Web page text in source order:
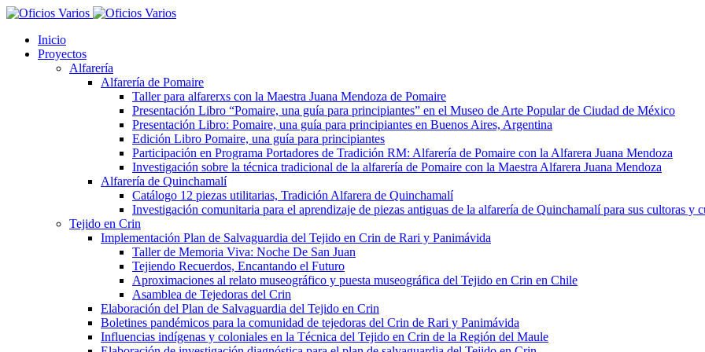
Inicio
Proyectos
Alfarería
Alfarería de Pomaire
Taller para alfarerxs con la Maestra Juana Mendoza de Pomaire
Presentación Libro “Pomaire, una guía para principiantes” en el Museo de Arte Popular de Ciudad de México
Presentación Libro: Pomaire, una guía para principiantes en Buenos Aires, Argentina
Edición Libro Pomaire, una guía para principiantes
Participación en Programa Portadores de Tradición RM: Alfarería de Pomaire con la Alfarera Juana Mendoza
Investigación sobre la técnica tradicional de la alfarería de Pomaire con la Maestra Alfarera Juana Mendoza
Alfarería de Quinchamalí
Catálogo 12 piezas utilitarias, Tradición Alfarera de Quinchamalí
Investigación comunitaria para el aprendizaje de piezas antiguas de la alfarería de Quinchamalí para sus cultoras y
Tejido en Crin
Implementación Plan de Salvaguardia del Tejido en Crin de Rari y Panimávida
Taller de Memoria Viva: Noche De San Juan
Tejiendo Recuerdos, Encantando el Futuro
Aproximaciones al relato museográfico y puesta museográfica del Tejido en Crin en Chile
Asamblea de Tejedoras del Crin
Elaboración del Plan de Salvaguardia del Tejido en Crin
Boletines pandémicos para la comunidad de tejedoras del Crin de Rari y Panimávida
Influencias indígenas y coloniales en la Técnica del Tejido en Crin de la Región del Maule